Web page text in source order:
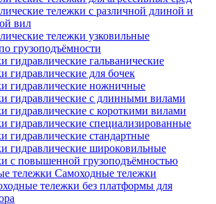
тележки с различной длиной и
вил
тележки узковильные
грузоподъёмности
гидравлические гальванические
гидравлические для бочек
гидравлические ножничные
гидравлические с длинными вилами
гидравлические с короткими вилами
гидравлические специализированные
гидравлические стандартные
гидравлические широковильные
с повышенной грузоподъёмностью
Самоходные тележки